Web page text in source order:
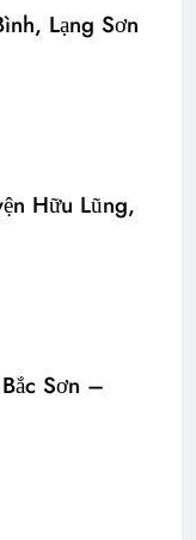
Lạng Sơn
Hữu Lũng,
Sơn –